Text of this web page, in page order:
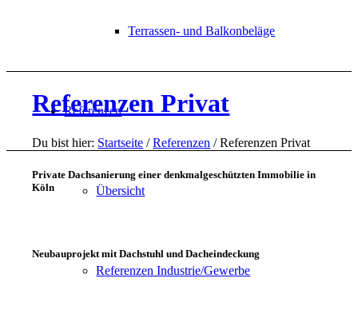
Terrassen- und Balkonbeläge
Referenzen
Übersicht
Referenzen Industrie/Gewerbe
Referenzen Privat
Du bist hier: Startseite / Referenzen / Referenzen Privat
Private Dachsanierung einer denkmalgeschützten Immobilie in
Köln
Neubauprojekt mit Dachstuhl und Dacheindeckung